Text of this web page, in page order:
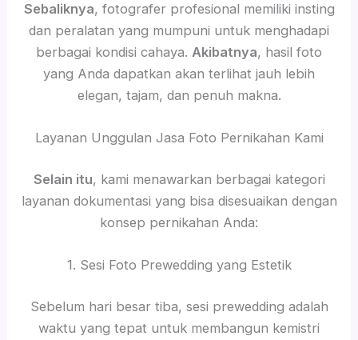
Sebaliknya, fotografer profesional memiliki insting
dan peralatan yang mumpuni untuk menghadapi
berbagai kondisi cahaya. Akibatnya, hasil foto
yang Anda dapatkan akan terlihat jauh lebih
elegan, tajam, dan penuh makna.
Layanan Unggulan Jasa Foto Pernikahan Kami
Selain itu, kami menawarkan berbagai kategori
layanan dokumentasi yang bisa disesuaikan dengan
konsep pernikahan Anda:
1. Sesi Foto Prewedding yang Estetik
Sebelum hari besar tiba, sesi prewedding adalah
waktu yang tepat untuk membangun kemistri